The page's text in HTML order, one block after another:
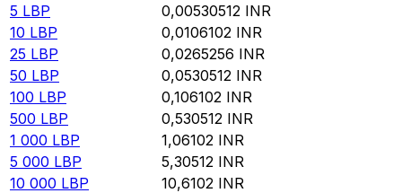
5 LBP 0,00530512 INR
10 LBP 0,0106102 INR
25 LBP 0,0265256 INR
50 LBP 0,0530512 INR
100 LBP 0,106102 INR
500 LBP 0,530512 INR
1 000 LBP 1,06102 INR
5 000 LBP 5,30512 INR
10 000 LBP 10,6102 INR